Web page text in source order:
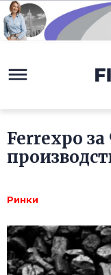
Ferrexpo
Ринки